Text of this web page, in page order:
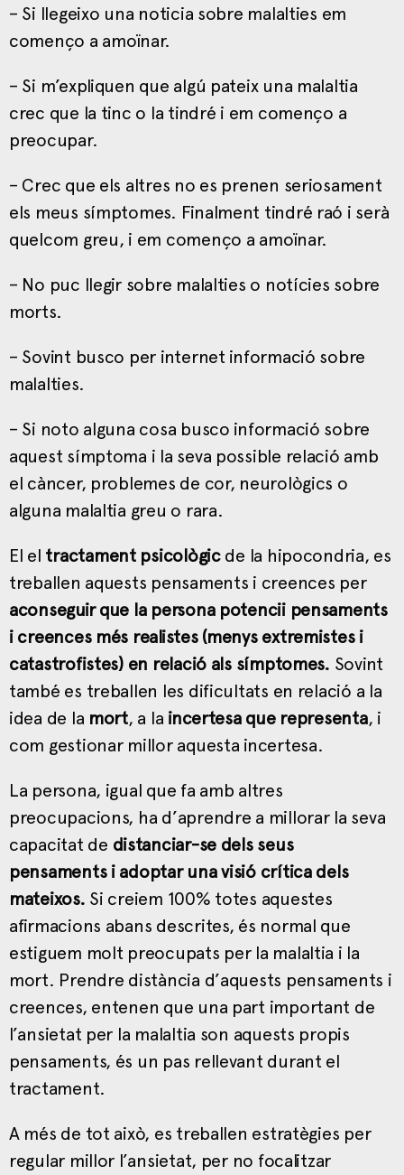
– Si llegeixo una noticia sobre malalties em
començo a amoïnar.
– Si m’expliquen que algú pateix una malaltia
crec que la tinc o la tindré i em començo a
preocupar.
– Crec que els altres no es prenen seriosament
els meus símptomes. Finalment tindré raó i serà
quelcom greu, i em començo a amoïnar.
– No puc llegir sobre malalties o notícies sobre
morts.
– Sovint busco per internet informació sobre
malalties.
– Si noto alguna cosa busco informació sobre
aquest símptoma i la seva possible relació amb
el càncer, problemes de cor, neurològics o
alguna malaltia greu o rara.
El el tractament psicològicde la hipocondria, es
treballen aquests pensaments i creences per
aconseguir que la persona potencii pensaments
i creences més realistes (menys extremistes i
catastrofistes) en relació als símptomes. Sovint
també es treballen les dificultats en relació a la
idea de la mort, a la incertesa que representa, i
com gestionar millor aquesta incertesa.
La persona, igual que fa amb altres
preocupacions, ha d’aprendre a millorar la seva
capacitat de distanciar-se dels seus
pensaments i adoptar una visió crítica dels
mateixos. Si creiem 100% totes aquestes
afirmacions abans descrites, és normal que
estiguem molt preocupats per la malaltia i la
mort. Prendre distància d’aquests pensaments i
creences, entenen que una part important de
l’ansietat per la malaltia son aquests propis
pensaments, és un pas rellevant durant el
tractament.
A més de tot això, es treballen estratègies per
regular millor l’ansietat, per no focalitzar